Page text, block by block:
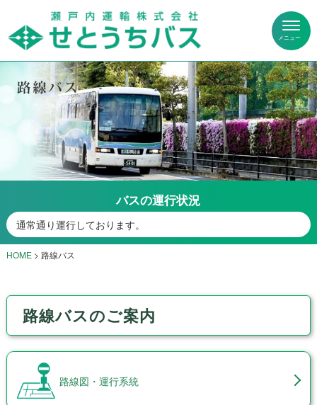
バスの運行状況
通常通り運行しております。
HOME> 路線バス
路線バスのご案内
路線図・運行系統